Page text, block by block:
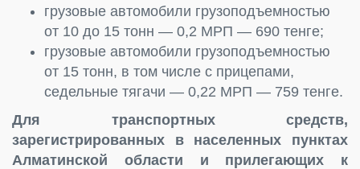
грузовые автомобили грузоподъемностью
от 10 до 15 тонн — 0,2 МРП — 690 тенге;
грузовые автомобили грузоподъемностью
от 15 тонн, в том числе с прицепами,
седельные тягачи — 0,22 МРП — 759 тенге.
Для транспортных средств,
зарегистрированных в населенных пунктах
Алматинской области и прилегающих к